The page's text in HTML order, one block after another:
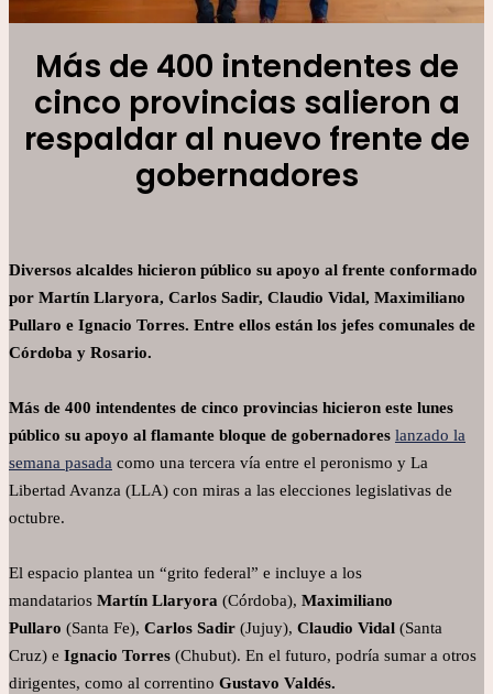
Más de 400 intendentes de
cinco provincias salieron a
respaldar al nuevo frente de
gobernadores
Diversos alcaldes hicieron público su apoyo al frente conformado
por Martín Llaryora, Carlos Sadir, Claudio Vidal, Maximiliano
Pullaro e Ignacio Torres. Entre ellos están los jefes comunales de
Córdoba y Rosario.
Más de 400 intendentes de cinco provincias hicieron este lunes
público su apoyo al flamante bloque de gobernadores lanzado la
semana pasada como una tercera vía entre el peronismo y La
Libertad Avanza (LLA) con miras a las elecciones legislativas de
octubre.
El espacio plantea un “grito federal” e incluye a los
mandatarios Martín Llaryora (Córdoba), Maximiliano
Pullaro (Santa Fe), Carlos Sadir (Jujuy), Claudio Vidal (Santa
Cruz) e Ignacio Torres (Chubut). En el futuro, podría sumar a otros
dirigentes, como al correntino Gustavo Valdés.